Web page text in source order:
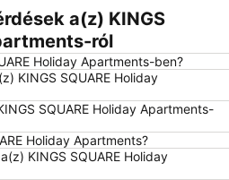
Faros Beach
Alykes
Floria
a(z) KINGS
ról
Holiday Apartments-ben?
KINGS SQUARE Holiday
SQUARE Holiday Apartments-
Holiday Apartments?
KINGS SQUARE Holiday